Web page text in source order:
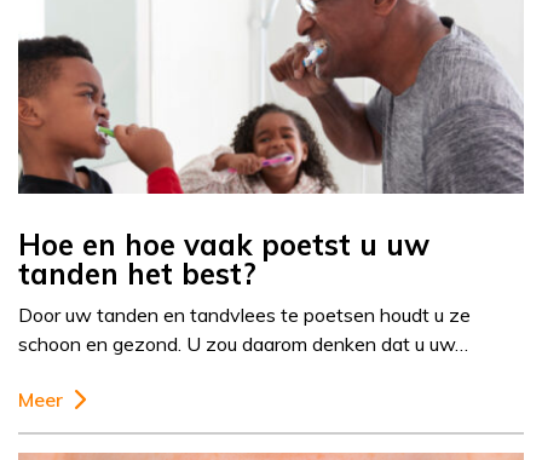
Hoe en hoe vaak poetst u uw
tanden het best?
Door uw tanden en tandvlees te poetsen houdt u ze
schoon en gezond. U zou daarom denken dat u uw…
Meer